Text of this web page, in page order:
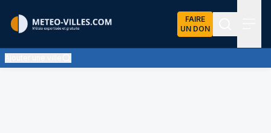
FAIRE
UN DON